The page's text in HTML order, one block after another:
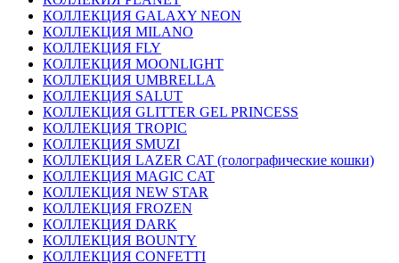
КОЛЛЕКЦИЯ GALAXY NEON
КОЛЛЕКЦИЯ MILANO
КОЛЛЕКЦИЯ FLY
КОЛЛЕКЦИЯ MOONLIGHT
КОЛЛЕКЦИЯ UMBRELLA
КОЛЛЕКЦИЯ SALUT
КОЛЛЕКЦИЯ GLITTER GEL PRINCESS
КОЛЛЕКЦИЯ TROPIC
КОЛЛЕКЦИЯ SMUZI
КОЛЛЕКЦИЯ LAZER CAT (голографические кошки)
КОЛЛЕКЦИЯ MAGIC CAT
КОЛЛЕКЦИЯ NEW STAR
КОЛЛЕКЦИЯ FROZEN
КОЛЛЕКЦИЯ DARK
КОЛЛЕКЦИЯ BOUNTY
КОЛЛЕКЦИЯ CONFETTI